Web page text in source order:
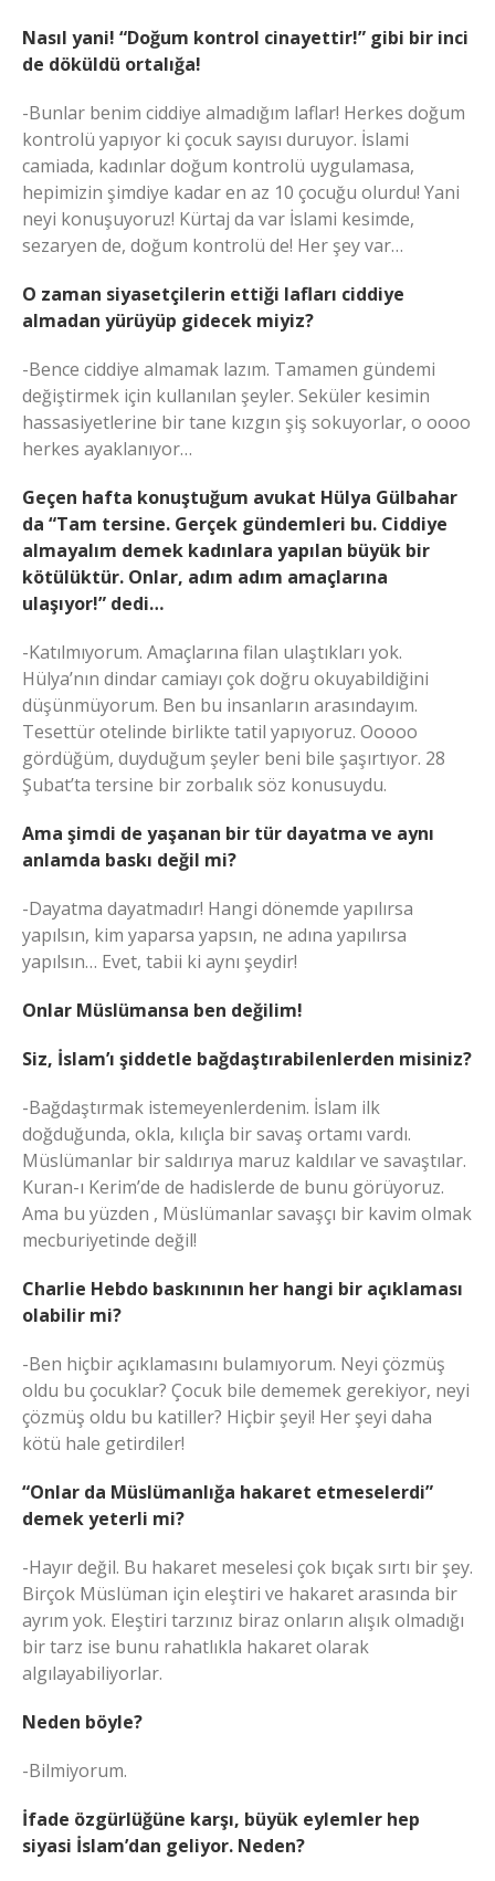
Nasıl yani! “Doğum kontrol cinayettir!” gibi bir inci
de döküldü ortalığa!
-Bunlar benim ciddiye almadığım laflar! Herkes doğum
kontrolü yapıyor ki çocuk sayısı duruyor. İslami
camiada, kadınlar doğum kontrolü uygulamasa,
hepimizin şimdiye kadar en az 10 çocuğu olurdu! Yani
neyi konuşuyoruz! Kürtaj da var İslami kesimde,
sezaryen de, doğum kontrolü de! Her şey var…
O zaman siyasetçilerin ettiği lafları ciddiye
almadan yürüyüp gidecek miyiz?
-Bence ciddiye almamak lazım. Tamamen gündemi
değiştirmek için kullanılan şeyler. Seküler kesimin
hassasiyetlerine bir tane kızgın şiş sokuyorlar, o oooo
herkes ayaklanıyor…
Geçen hafta konuştuğum avukat Hülya Gülbahar
da “Tam tersine. Gerçek gündemleri bu. Ciddiye
almayalım demek kadınlara yapılan büyük bir
kötülüktür. Onlar, adım adım amaçlarına
ulaşıyor!” dedi…
-Katılmıyorum. Amaçlarına filan ulaştıkları yok.
Hülya’nın dindar camiayı çok doğru okuyabildiğini
düşünmüyorum. Ben bu insanların arasındayım.
Tesettür otelinde birlikte tatil yapıyoruz. Ooooo
gördüğüm, duyduğum şeyler beni bile şaşırtıyor. 28
Şubat’ta tersine bir zorbalık söz konusuydu.
Ama şimdi de yaşanan bir tür dayatma ve aynı
anlamda baskı değil mi?
-Dayatma dayatmadır! Hangi dönemde yapılırsa
yapılsın, kim yaparsa yapsın, ne adına yapılırsa
yapılsın… Evet, tabii ki aynı şeydir!
Onlar Müslümansa ben değilim!
Siz, İslam’ı şiddetle bağdaştırabilenlerden misiniz?
-Bağdaştırmak istemeyenlerdenim. İslam ilk
doğduğunda, okla, kılıçla bir savaş ortamı vardı.
Müslümanlar bir saldırıya maruz kaldılar ve savaştılar.
Kuran-ı Kerim’de de hadislerde de bunu görüyoruz.
Ama bu yüzden , Müslümanlar savaşçı bir kavim olmak
mecburiyetinde değil!
Charlie Hebdo baskınının her hangi bir açıklaması
olabilir mi?
-Ben hiçbir açıklamasını bulamıyorum. Neyi çözmüş
oldu bu çocuklar? Çocuk bile dememek gerekiyor, neyi
çözmüş oldu bu katiller? Hiçbir şeyi! Her şeyi daha
kötü hale getirdiler!
“Onlar da Müslümanlığa hakaret etmeselerdi”
demek yeterli mi?
-Hayır değil. Bu hakaret meselesi çok bıçak sırtı bir şey.
Birçok Müslüman için eleştiri ve hakaret arasında bir
ayrım yok. Eleştiri tarzınız biraz onların alışık olmadığı
bir tarz ise bunu rahatlıkla hakaret olarak
algılayabiliyorlar.
Neden böyle?
-Bilmiyorum.
İfade özgürlüğüne karşı, büyük eylemler hep
siyasi İslam’dan geliyor. Neden?